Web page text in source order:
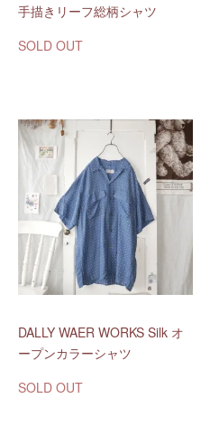
手描きリーフ総柄シャツ
SOLD OUT
DALLY WAER WORKS Silk オ
ープンカラーシャツ
SOLD OUT